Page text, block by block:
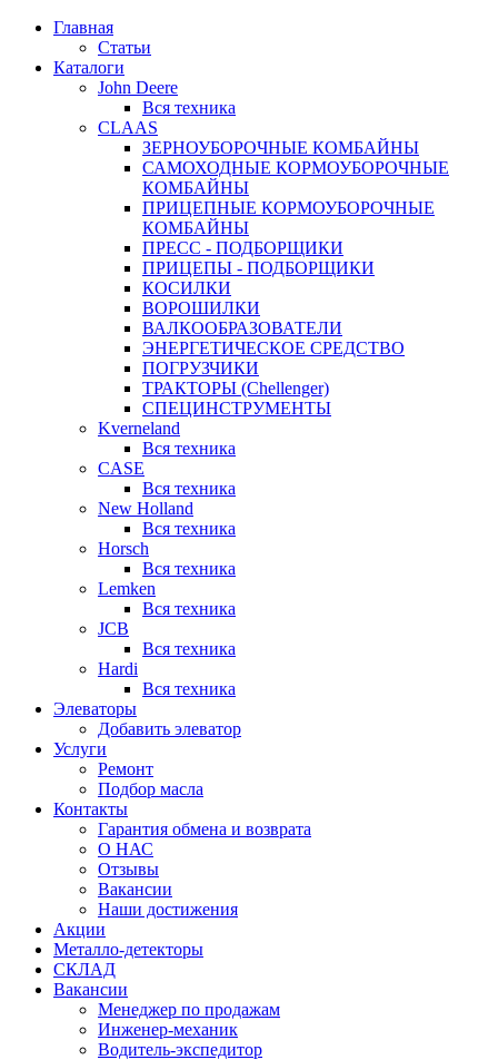
Главная
Статьи
Каталоги
John Deere
Вся техника
CLAAS
ЗЕРНОУБОРОЧНЫЕ КОМБАЙНЫ
САМОХОДНЫЕ КОРМОУБОРОЧНЫЕ
КОМБАЙНЫ
ПРИЦЕПНЫЕ КОРМОУБОРОЧНЫЕ
КОМБАЙНЫ
ПРЕСС - ПОДБОРЩИКИ
ПРИЦЕПЫ - ПОДБОРЩИКИ
КОСИЛКИ
ВОРОШИЛКИ
ВАЛКООБРАЗОВАТЕЛИ
ЭНЕРГЕТИЧЕСКОЕ СРЕДСТВО
ПОГРУЗЧИКИ
ТРАКТОРЫ (Chellenger)
СПЕЦИНСТРУМЕНТЫ
Kverneland
Вся техника
CASE
Вся техника
New Holland
Вся техника
Horsch
Вся техника
Lemken
Вся техника
JCB
Вся техника
Hardi
Вся техника
Элеваторы
Добавить элеватор
Услуги
Ремонт
Подбор масла
Контакты
Гарантия обмена и возврата
О НАС
Отзывы
Вакансии
Наши достижения
Акции
Металло-детекторы
СКЛАД
Вакансии
Менеджер по продажам
Инженер-механик
Водитель-экспедитор